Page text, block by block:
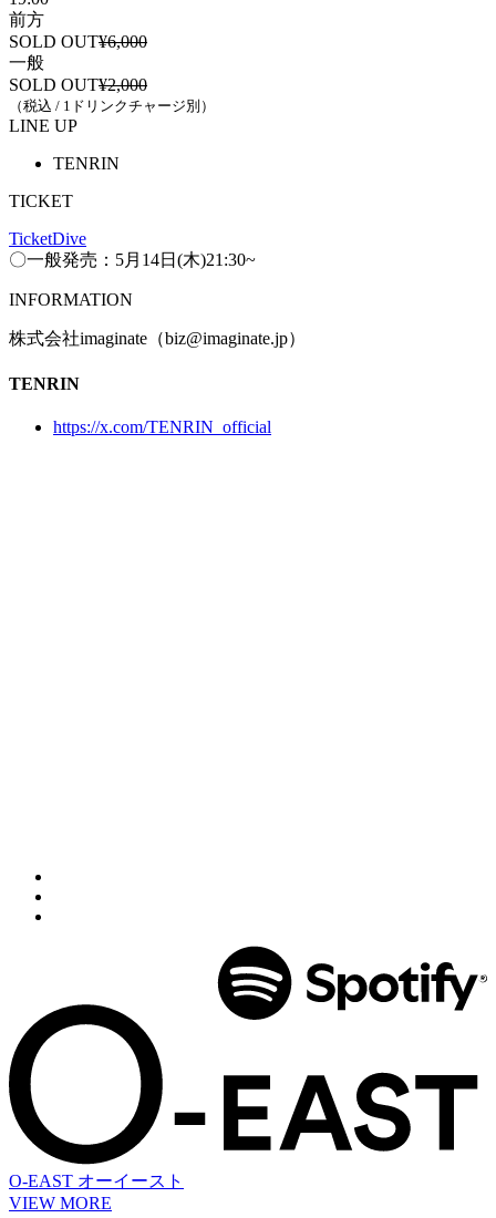
前方
SOLD OUT¥6,000
一般
SOLD OUT¥2,000
（税込 / 1ドリンクチャージ別）
LINE UP
TENRIN
TICKET
TicketDive
〇一般発売：5月14日(木)21:30~
INFORMATION
株式会社imaginate（biz@imaginate.jp）
TENRIN
https://x.com/TENRIN_official
O-EAST オーイースト
VIEW MORE